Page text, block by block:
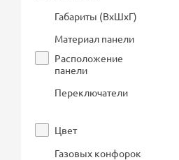
Габариты (ВхШхГ)
Материал панели
Расположение
панели
Переключатели
Цвет
Газовых конфорок